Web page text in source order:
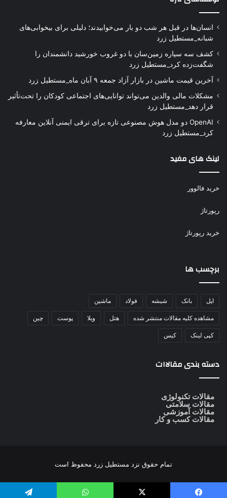
انسان‌ها در قبل هر شب دو بار می‌خوابیدند؛ دلیلی برای بیخوابی‌های
شبانه_مستطیل زرد
کشف سه سیاره زمین‌سان با دو غروب خورشید دانشمندان را
شگفت‌زده کرد_مستطیل زرد
آخرین قیمت ماشین در بازار آزاد جمعه ۹ آبان ماه_مستطیل زرد
مشکلات مالی والدین می‌تواند توانایی‌های اجتماعی کودکان را تحت‌تأثیر
قرار دهد_مستطیل زرد
OpenAI دو مدل هوش مصنوعی تازه برای ترقی ایمنی آنلاین معارفه
کرد_مستطیل زرد
لینک های مفید
خرید فالوور
رپورتاژ
خرید رپورتاژ
برچسب ها
اپل بانک شیشه فولاد ماشین
مشاهده کلیه مقالات منتشر شده هتل ویلا پوست چین
کپی لینک کیس
دسته بندی مقالاات
مقالات تکنولوژی
مقالات سلامتی
مقالات آموزشی
مقالات کسب و کار
تمام حقوق نزد مستطیل زرد محفوظ است